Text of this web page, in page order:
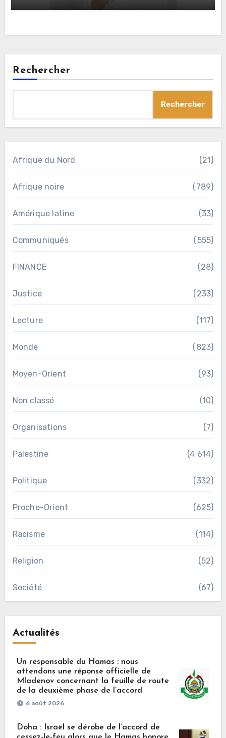
Rechercher
Rechercher
Afrique du Nord (21)
Afrique noire (789)
Amérique latine (33)
Communiqués (555)
FINANCE (28)
Justice (233)
Lecture (117)
Monde (823)
Moyen-Orient (93)
Non classé (10)
Organisations (7)
Palestine (4 614)
Politique (332)
Proche-Orient (625)
Racisme (114)
Religion (52)
Société (67)
Actualités
Un responsable du Hamas : nous
attendons une réponse officielle de
Mladenov concernant la feuille de route
de la deuxième phase de l’accord
6 août 2026
Doha : Israël se dérobe de l’accord de